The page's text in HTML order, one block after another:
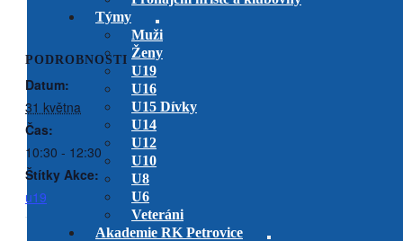
Týmy
Muži
Ženy
U19
U16
U15 Dívky
U14
U12
U10
U8
U6
Veteráni
Akademie RK Petrovice
PODROBNOSTI
Datum:
31 května
Čas:
10:30 - 12:30
Štítky Akce:
u19